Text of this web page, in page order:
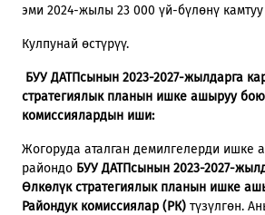
эми 2024-жылы 23 000 үй-бүлөнү
Кулпунай өстүрүү.
БУУ ДАТПсынын 2023-2027-жылдарга
стратегиялык планын ишке ашыруу
комиссиялардын иши:
Жогоруда аталган демилгелерди ишке
райондо БУУ ДАТПсынын 2023-2027-
Өлкөлүк стратегиялык планын ишке
Райондук комиссиялар (РК) түзүлгөн.